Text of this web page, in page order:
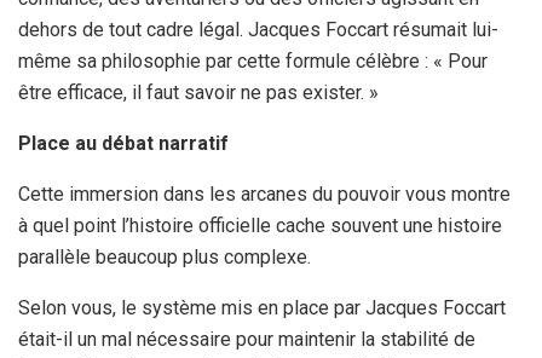
dehors de tout cadre légal. Jacques Foccart résumait lui-
même sa philosophie par cette formule célèbre : « Pour
être efficace, il faut savoir ne pas exister. »
Place au débat narratif
Cette immersion dans les arcanes du pouvoir vous montre
à quel point l’histoire officielle cache souvent une histoire
parallèle beaucoup plus complexe.
Selon vous, le système mis en place par Jacques Foccart
était-il un mal nécessaire pour maintenir la stabilité de